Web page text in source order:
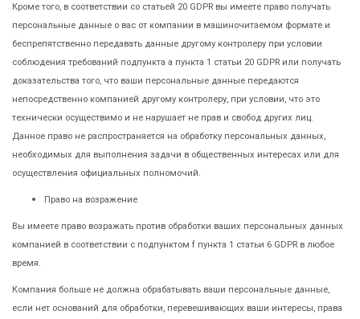
Кроме того, в соответствии со статьей 20 GDPR вы имеете право получать
персональные данные о вас от компании в машиночитаемом формате и
беспрепятственно передавать данные другому контролеру при условии
соблюдения требований подпункта а пункта 1 статьи 20 GDPR или получать
доказательства того, что ваши персональные данные передаются
непосредственно компанией другому контролеру, при условии, что это
технически осуществимо и не нарушает не прав и свобод других лиц.
Данное право не распространяется на обработку персональных данных,
необходимых для выполнения задачи в общественных интересах или для
осуществления официальных полномочий.
Право на возражение
Вы имеете право возражать против обработки ваших персональных данных
компанией в соответствии с подпунктом f пункта 1 статьи 6 GDPR в любое
время.
Компания больше не должна обрабатывать ваши персональные данные,
если нет оснований для обработки, перевешивающих ваши интересы, права